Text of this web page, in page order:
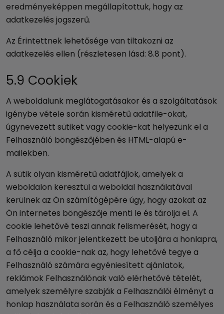
eredményeképpen megállapítottuk, hogy az
adatkezelés jogszerű.
Az Érintettnek lehetősége van tiltakozni az
adatkezelés ellen (részletesen lásd: 8.8 pont).
5.9 Cookiek
A weboldalunk meglátogatásakor és a szolgáltatások
igénybe vétele során kisméretű adatfile-okat,
úgynevezett sütiket vagy cookie-kat helyezünk el a
Felhasználó böngészőjében és HTML-alapú e-
mailekben.
A sütik olyan kisméretű adatfájlok, amelyek a
weboldalon keresztül a weboldal használatával
kerülnek az Ön számítógépére úgy, hogy azokat az
Ön internetes böngészője menti le és tárolja el. A
cookie lehetővé teszi annak felismerését, hogy a
Felhasználó mikor jelentkezett be utoljára a honlapra,
a fő célja a cookie-nak az, hogy lehetővé tegye a
Felhasználó számára egyéniesített ajánlatok,
reklámok Felhasználónak való elérhetővé tételét,
amelyek személyre szabják a Felhasználói élményt a
honlap használata során és a Felhasználó személyes